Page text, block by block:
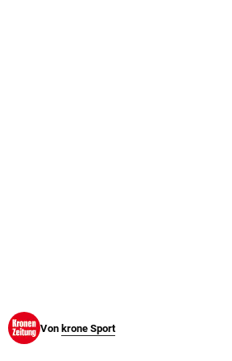
Von krone Sport